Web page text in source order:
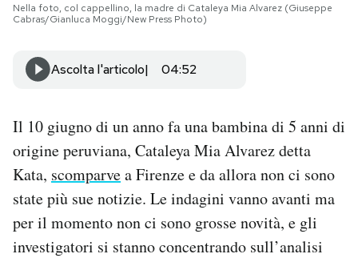
SHOP
CALENDARIO
AREA PERSONALE
Newsletter
Notifiche mobile
Regala il Post
Hai bisogno di aiuto?
Nella foto, col cappellino, la madre di Cataleya Mia Alvarez (Giuseppe
Cabras/Gianluca Moggi/New Press Photo)
Ascolta l'articolo 04:52
Il 10 giugno di un anno fa una bambina di 5 anni di
origine peruviana, Cataleya Mia Alvarez detta
Kata, scomparvea Firenze e da allora non ci sono
state più sue notizie. Le indagini vanno avanti ma
per il momento non ci sono grosse novità, e gli
investigatori si stanno concentrando sull’analisi